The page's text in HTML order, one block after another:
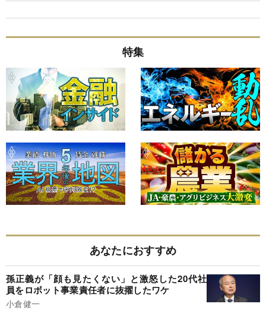
特集
あなたにおすすめ
孫正義が「顔も見たくない」と激怒した20代社
員をロボット事業責任者に抜擢したワケ
小倉健一